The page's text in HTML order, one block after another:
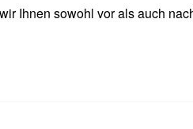
Ihnen sowohl vor als auch